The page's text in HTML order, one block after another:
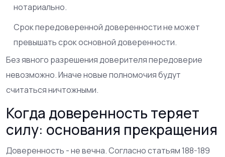
нотариально.
Срок передоверенной доверенности не может
превышать срок основной доверенности.
Без явного разрешения доверителя передоверие
невозможно. Иначе новые полномочия будут
считаться ничтожными.
Когда доверенность теряет
силу: основания прекращения
Доверенность - не вечна. Согласно статьям 188-189